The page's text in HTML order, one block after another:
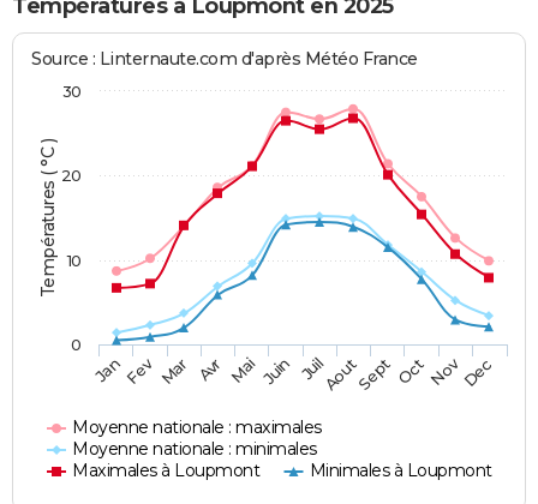
Températures à Loupmont en 2025
Températures ( °C )
Source : Linternaute.com d'après Météo France
Moyenne nationale : maximales
Moyenne nationale : minimales
Maximales à Loupmont
Minimales à Loupmont
JanFev Mar Avr Mai Juin JuilAoutSept OctNovDec
0
10
20
30